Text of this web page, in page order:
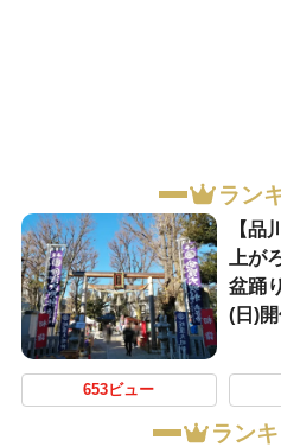
ラン
【品
上が
盆踊
(日)開
653ビュー
ラン